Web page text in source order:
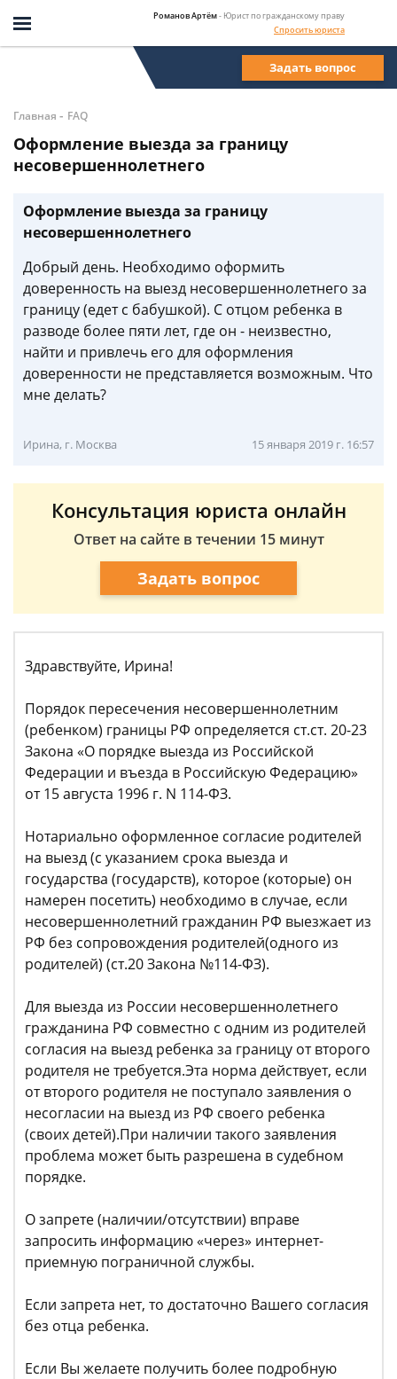
Романов Артём- Юрист по гражданскому праву
Спросить юриста
Задать вопрос
Главная - FAQ
Оформление выезда за границу
несовершеннолетнего
Оформление выезда за границу
несовершеннолетнего
Добрый день. Необходимо оформить
доверенность на выезд несовершеннолетнего за
границу (едет с бабушкой). С отцом ребенка в
разводе более пяти лет, где он - неизвестно,
найти и привлечь его для оформления
доверенности не представляется возможным. Что
мне делать?
Ирина, г. Москва 15 января 2019 г. 16:57
Консультация юриста онлайн
Ответ на сайте в течении 15 минут
Задать вопрос
Здравствуйте, Ирина!
Порядок пересечения несовершеннолетним
(ребенком) границы РФ определяется ст.ст. 20-23
Закона «О порядке выезда из Российской
Федерации и въезда в Российскую Федерацию»
от 15 августа 1996 г. N 114-ФЗ.
Нотариально оформленное согласие родителей
на выезд (с указанием срока выезда и
государства (государств), которое (которые) он
намерен посетить) необходимо в случае, если
несовершеннолетний гражданин РФ выезжает из
РФ без сопровождения родителей(одного из
родителей) (ст.20 Закона №114-ФЗ).
Для выезда из России несовершеннолетнего
гражданина РФ совместно с одним из родителей
согласия на выезд ребенка за границу от второго
родителя не требуется.Эта норма действует, если
от второго родителя не поступало заявления о
несогласии на выезд из РФ своего ребенка
(своих детей).При наличии такого заявления
проблема может быть разрешена в судебном
порядке.
О запрете (наличии/отсутствии) вправе
запросить информацию «через» интернет-
приемную пограничной службы.
Если запрета нет, то достаточно Вашего согласия
без отца ребенка.
Если Вы желаете получить более подробную